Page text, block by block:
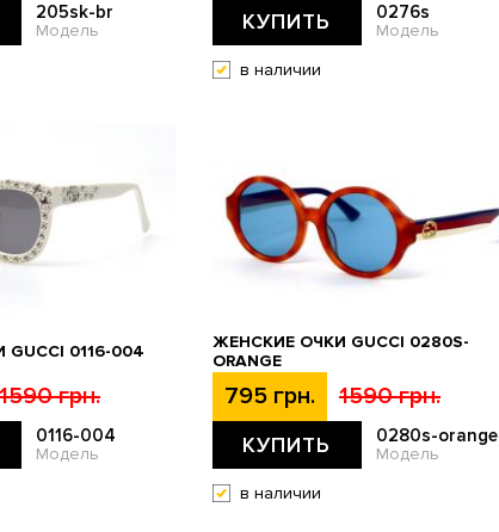
205sk-br
Модель
КУПИТЬ 0276s
Модель
в наличии
0116-004
1590 грн.
0116-004
Модель
ЖЕНСКИЕ ОЧКИ GUCCI 0280S-
ORANGE
795 грн. 1590 грн.
КУПИТЬ 0280s-orange
Модель
в наличии